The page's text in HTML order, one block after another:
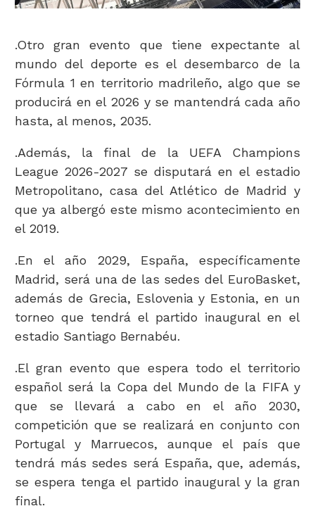
.Otro gran evento que tiene expectante al
mundo del deporte es el desembarco de la
Fórmula 1 en territorio madrileño, algo que se
producirá en el 2026 y se mantendrá cada año
hasta, al menos, 2035.
.Además, la final de la UEFA Champions
League 2026-2027 se disputará en el estadio
Metropolitano, casa del Atlético de Madrid y
que ya albergó este mismo acontecimiento en
el 2019.
.En el año 2029, España, específicamente
Madrid, será una de las sedes del EuroBasket,
además de Grecia, Eslovenia y Estonia, en un
torneo que tendrá el partido inaugural en el
estadio Santiago Bernabéu.
.El gran evento que espera todo el territorio
español será la Copa del Mundo de la FIFA y
que se llevará a cabo en el año 2030,
competición que se realizará en conjunto con
Portugal y Marruecos, aunque el país que
tendrá más sedes será España, que, además,
se espera tenga el partido inaugural y la gran
final.